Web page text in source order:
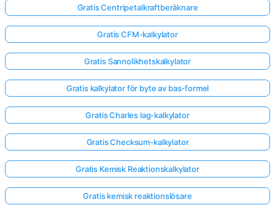
Gratis Centripetalkraftberäknare
Gratis CFM-kalkylator
Gratis Sannolikhetskalkylator
Gratis kalkylator för byte av bas-formel
Gratis Charles lag-kalkylator
Gratis Checksum-kalkylator
Gratis Kemisk Reaktionskalkylator
Gratis kemisk reaktionslösare